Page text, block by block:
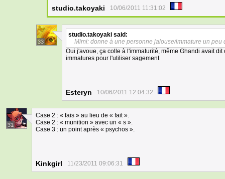
studio.takoyaki 10/06/2011 11:31:02
33
studio.takoyaki said:
Mimi: donne à une personne jalouse/immature un peu
Oui j'avoue, ça colle à l'immaturité, même Ghandi avait
immatures pour l'utiliser sagement
Esteryn 10/06/2011 12:04:32
31
Case 2 : « fais » au lieu de « fait ».
Case 2 : « munition » avec un « s ».
Case 3 : un point après « psychos ».
Kinkgirl 11/23/2011 09:06:31